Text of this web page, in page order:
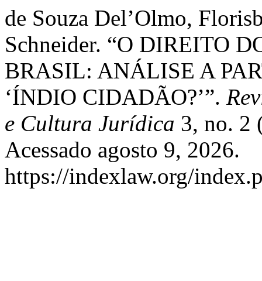
de Souza Del’Olmo,
Schneider. “O DIREITO
BRASIL: ANÁLISE A
‘ÍNDIO CIDADÃO?’”.
e Cultura Jurídica 3, no. 2
Acessado agosto 9, 2026.
https://indexlaw.org/